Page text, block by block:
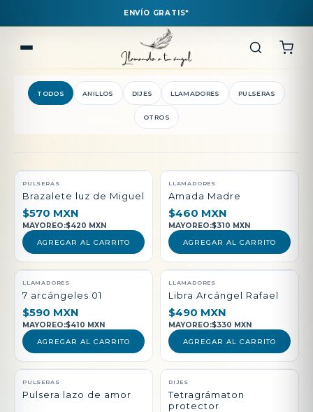
ENVÍO GRATIS*
TODOS ANILLOS DIJES LLAMADORES PULSERAS
OTROS
QUEDAN POCAS PIEZAS
PULSERAS
Brazalete luz de Miguel
$570 MXN
MAYOREO:$420 MXN
AGREGAR AL CARRITO
LLAMADORES
Amada Madre
$460 MXN
MAYOREO:$310 MXN
AGREGAR AL CARRITO
LLAMADORES
7 arcángeles 01
$590 MXN
MAYOREO:$410 MXN
AGREGAR AL CARRITO
LLAMADORES
Libra Arcángel Rafael
$490 MXN
MAYOREO:$330 MXN
AGREGAR AL CARRITO
PULSERAS
Pulsera lazo de amor
DIJES
Tetragrámaton
protector